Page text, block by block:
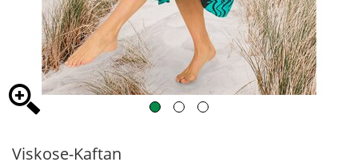
Viskose-Kaftan